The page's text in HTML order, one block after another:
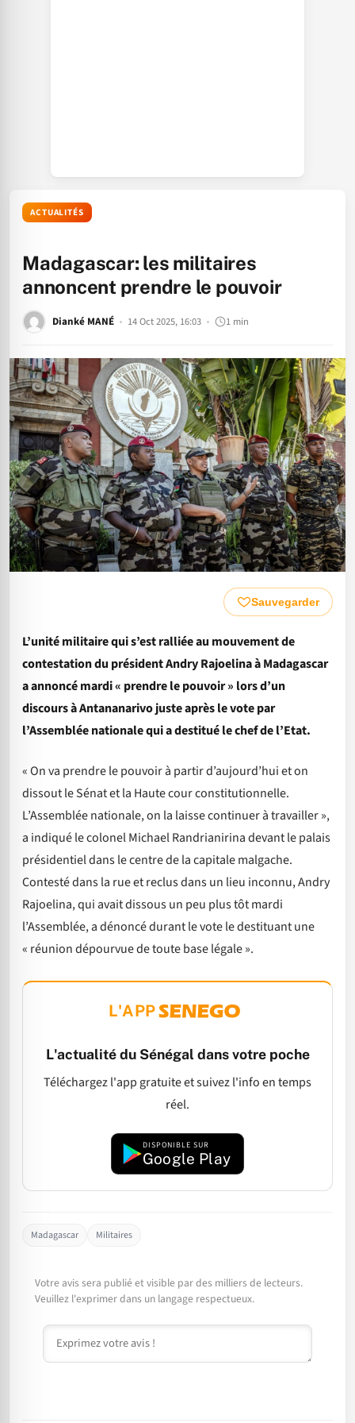
ACTUALITÉS
Madagascar: les militaires
annoncent prendre le pouvoir
Dianké MANÉ 14 Oct 2025, 16:03 1 min
Sauvegarder
L’unité militaire qui s’est ralliée au mouvement de
contestation du président Andry Rajoelina à Madagascar
a annoncé mardi « prendre le pouvoir » lors d’un
discours à Antananarivo juste après le vote par
l’Assemblée nationale qui a destitué le chef de l’Etat.
« On va prendre le pouvoir à partir d’aujourd’hui et on
dissout le Sénat et la Haute cour constitutionnelle.
L’Assemblée nationale, on la laisse continuer à travailler »,
a indiqué le colonel Michael Randrianirina devant le palais
présidentiel dans le centre de la capitale malgache.
Contesté dans la rue et reclus dans un lieu inconnu, Andry
Rajoelina, qui avait dissous un peu plus tôt mardi
l’Assemblée, a dénoncé durant le vote le destituant une
« réunion dépourvue de toute base légale ».
L'APP
L'actualité du Sénégal dans votre poche
Téléchargez l'app gratuite et suivez l'info en temps
réel.
DISPONIBLE SUR
Google Play
Madagascar Militaires
Votre avis sera publié et visible par des milliers de lecteurs.
Veuillez l'exprimer dans un langage respectueux.
Commentaire